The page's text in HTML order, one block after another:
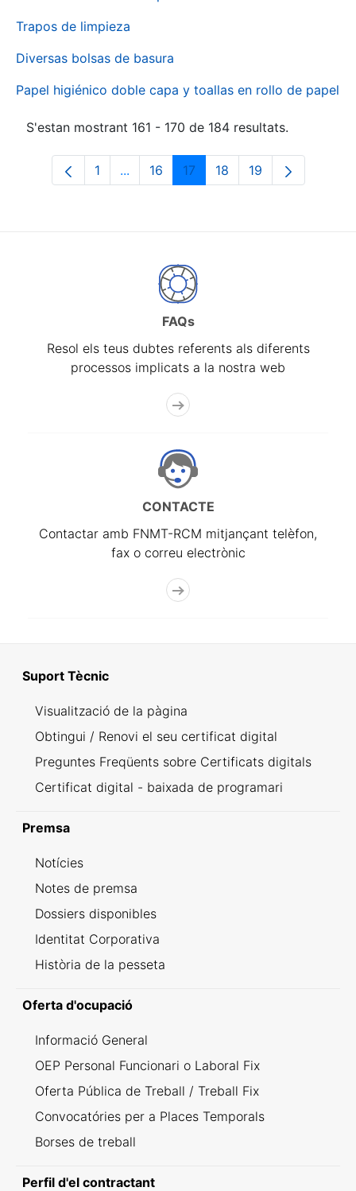
Trapos de limpieza
Diversas bolsas de basura
Papel higiénico doble capa y toallas en rollo de papel
S'estan mostrant 161 - 170 de 184 resultats.
Pàgina
1 ...Pàgines intermèdies Utilitzeu TAB per
Pàgina
16 Pàgina
17 Pàgina
18 Pàgina
19
FAQs
Resol els teus dubtes referents als diferents
processos implicats a la nostra web
CONTACTE
Contactar amb FNMT-RCM mitjançant telèfon,
fax o correu electrònic
Suport Tècnic
Visualització de la pàgina
Obtingui / Renovi el seu certificat digital
Preguntes Freqüents sobre Certificats digitals
Certificat digital - baixada de programari
Premsa
Notícies
Notes de premsa
Dossiers disponibles
Identitat Corporativa
Història de la pesseta
Oferta d'ocupació
Informació General
OEP Personal Funcionari o Laboral Fix
Oferta Pública de Treball / Treball Fix
Convocatóries per a Places Temporals
Borses de treball
Perfil d'el contractant